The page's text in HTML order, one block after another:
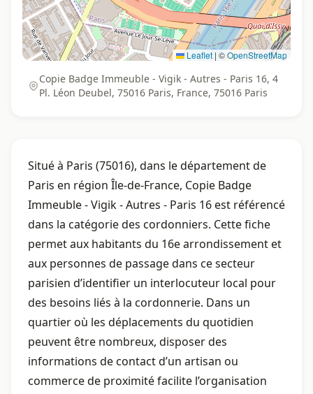
Leaflet | ©OpenStreetMap
Copie Badge Immeuble - Vigik - Autres - Paris 16, 4
Pl. Léon Deubel, 75016 Paris, France, 75016 Paris
Situé à Paris (75016), dans le département de
Paris en région Île-de-France, Copie Badge
Immeuble - Vigik - Autres - Paris 16 est référencé
dans la catégorie des cordonniers. Cette fiche
permet aux habitants du 16e arrondissement et
aux personnes de passage dans ce secteur
parisien d’identifier un interlocuteur local pour
des besoins liés à la cordonnerie. Dans un
quartier où les déplacements du quotidien
peuvent être nombreux, disposer des
informations de contact d’un artisan ou
commerce de proximité facilite l’organisation